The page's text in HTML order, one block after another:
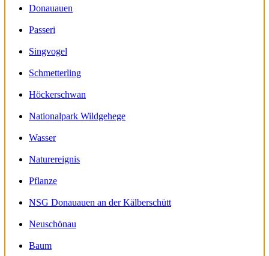
Donauauen
Passeri
Singvogel
Schmetterling
Höckerschwan
Nationalpark Wildgehege
Wasser
Naturereignis
Pflanze
NSG Donauauen an der Kälberschütt
Neuschönau
Baum